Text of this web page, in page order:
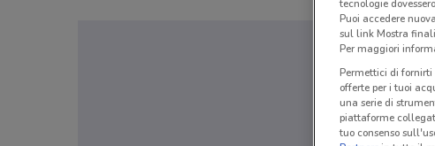
tecnologie
Puoi accedere
sul link Mostra
Per maggiori
Permettici di fornirti
offerte per i tuoi
una serie di
piattaforme
tuo consenso